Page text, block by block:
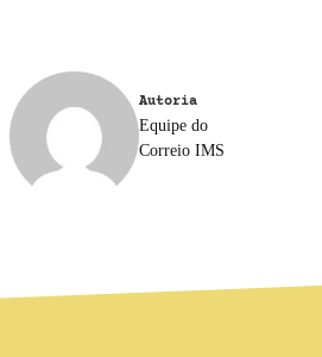
Autoria
Equipe do
Correio IMS